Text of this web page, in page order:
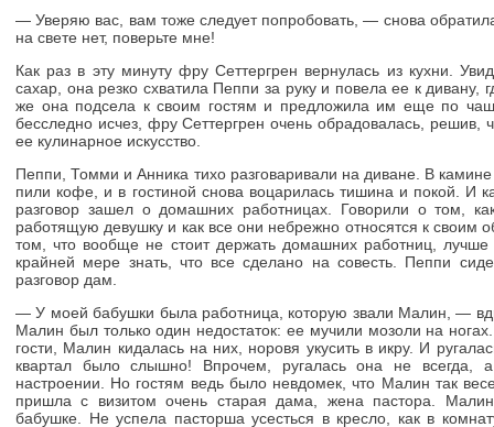
— Уверяю вас, вам тоже следует попробовать, — снова
на свете нет, поверьте мне!
Как раз в эту минуту фру Сеттергрен вернулась из кухни.
сахар, она резко схватила Пеппи за руку и повела ее к
же она подсела к своим гостям и предложила им еще по
бесследно исчез, фру Сеттергрен очень обрадовалась, решив,
ее кулинарное искусство.
Пеппи, Томми и Анника тихо разговаривали на диване. В
пили кофе, и в гостиной снова воцарилась тишина и покой. И
разговор зашел о домашних работницах. Говорили о том,
работящую девушку и как все они небрежно относятся к своим
том, что вообще не стоит держать домашних работниц,
крайней мере знать, что все сделано на совесть. Пеппи
разговор дам.
— У моей бабушки была работница, которую звали Малин, —
Малин был только один недостаток: ее мучили мозоли на
гости, Малин кидалась на них, норовя укусить в икру. И
квартал было слышно! Впрочем, ругалась она не всегда,
настроении. Но гостям ведь было невдомек, что Малин так
пришла с визитом очень старая дама, жена пастора.
бабушке. Не успела пасторша усесться в кресло, как в